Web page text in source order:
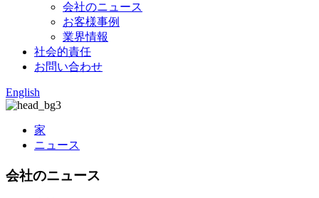
会社のニュース
お客様事例
業界情報
社会的責任
お問い合わせ
English
家
ニュース
会社のニュース